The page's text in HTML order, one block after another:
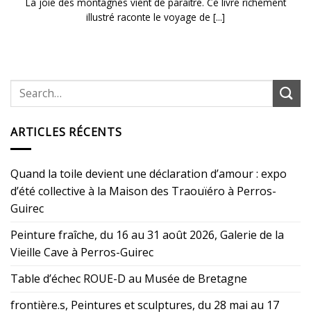
illustré raconte le voyage de [...]
ARTICLES RÉCENTS
Quand la toile devient une déclaration d’amour : expo
d’été collective à la Maison des Traouïéro à Perros-
Guirec
Peinture fraîche, du 16 au 31 août 2026, Galerie de la
Vieille Cave à Perros-Guirec
Table d’échec ROUE-D au Musée de Bretagne
frontière.s, Peintures et sculptures, du 28 mai au 17